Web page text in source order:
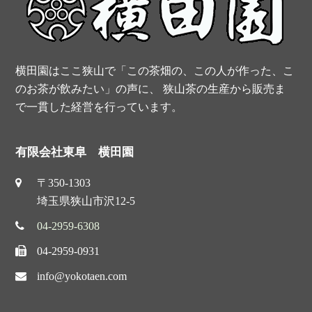
横田園はここ狭山で「この茶畑の、この人が作った、こ
のお茶が飲みたい」の声に、 狭山茶の生産から販売ま
で一貫した経営を行っています。
有限会社東阜 横田園
〒350-1303
埼玉県狭山市沢12-5
04-2959-6308
04-2959-0931
info@yokotaen.com